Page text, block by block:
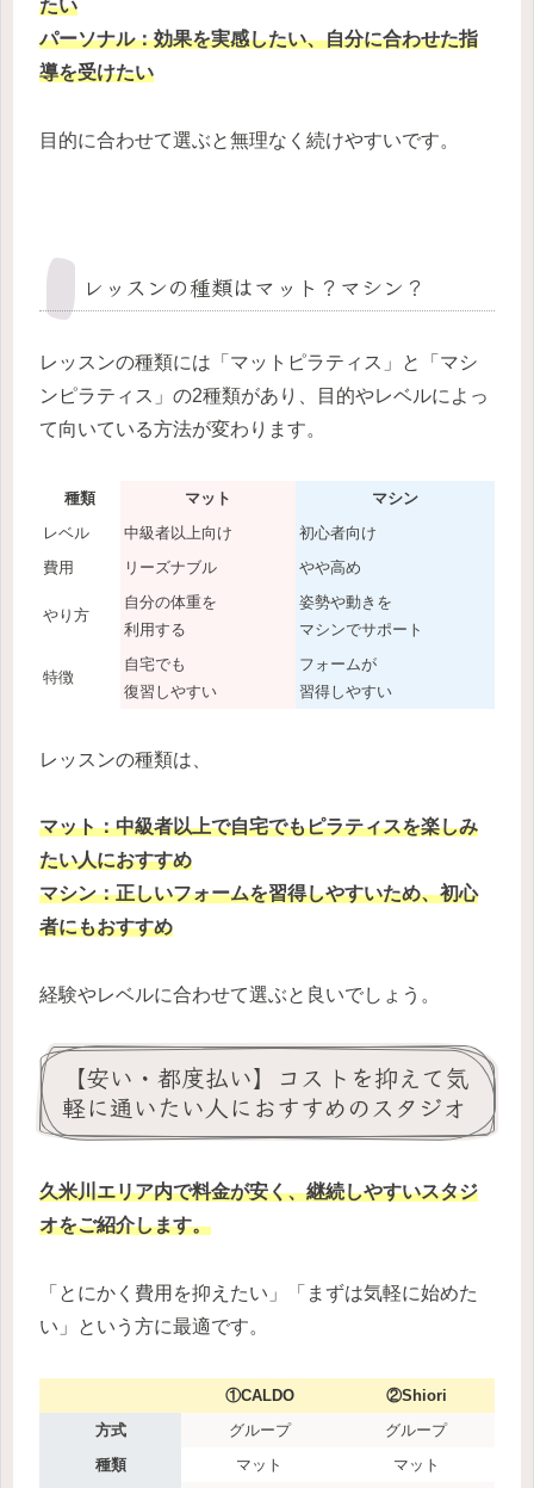
たい
パーソナル：効果を実感したい、自分に合わせた指
導を受けたい
目的に合わせて選ぶと無理なく続けやすいです。
レッスンの種類はマット？マシン？
レッスンの種類には「マットピラティス」と「マシ
ンピラティス」の2種類があり、目的やレベルによっ
て向いている方法が変わります。
種類 マット
マシン
レベル
中級者以上向け
初心者向け
費用
リーズナブル やや高め
やり方
自分の体重を
利用する
姿勢や動きを
マシンでサポート
特徴
自宅でも
復習しやすい
フォームが
習得しやすい
レッスンの種類は、
マット：中級者以上で自宅でもピラティスを楽しみ
たい人におすすめ
マシン：正しいフォームを習得しやすいため、初心
者にもおすすめ
経験やレベルに合わせて選ぶと良いでしょう。
【安い・都度払い】コストを抑えて気
軽に通いたい人におすすめのスタジオ
久米川エリア内で料金が安く、継続しやすいスタジ
オをご紹介します。
「とにかく費用を抑えたい」「まずは気軽に始めた
い」という方に最適です。
①CALDO
②Shiori
方式
グループ
グループ
種類
マット マット